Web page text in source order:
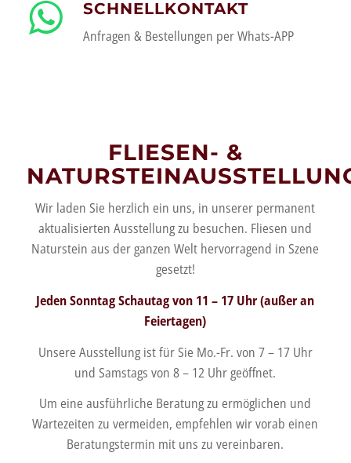
SCHNELLKONTAKT
Anfragen & Bestellungen per Whats-APP
FLIESEN- &
Wir laden Sie herzlich ein uns, in unserer permanent
aktualisierten Ausstellung zu besuchen. Fliesen und
Naturstein aus der ganzen Welt hervorragend in Szene
gesetzt!
Jeden Sonntag Schautag von 11 – 17 Uhr (außer an
Feiertagen)
Unsere Ausstellung ist für Sie Mo.-Fr. von 7 – 17 Uhr
und Samstags von 8 – 12 Uhr geöffnet.
Um eine ausführliche Beratung zu ermöglichen und
Wartezeiten zu vermeiden, empfehlen wir vorab einen
Beratungstermin mit uns zu vereinbaren.